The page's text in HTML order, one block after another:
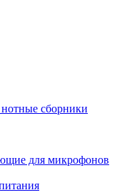
сборники
для микрофонов